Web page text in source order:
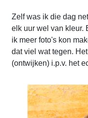
Zelf was ik die dag
elk uur wel van kleur.
ik meer foto's kon
dat viel wat tegen.
(ontwijken) i.p.v. het